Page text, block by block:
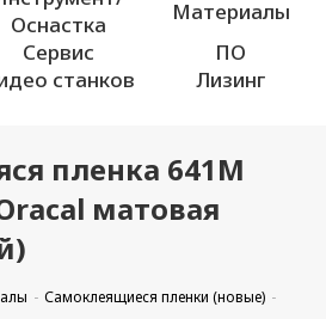
Оснастка
Материалы
Сервис
ПО
станков Лизинг
пленка 641M
матовая
Самоклеящиеся пленки (новые)